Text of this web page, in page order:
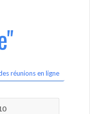
réunions en ligne